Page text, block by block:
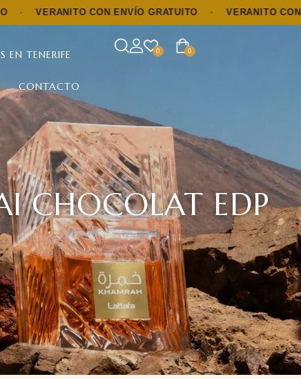
CON ENVÍO GRATUITO · VERANITO CON ENVÍO
EN TENERIFE
CONTACTO
0
0
CHOCOLAT EDP